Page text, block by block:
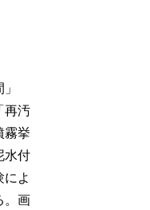
再汚
霧挙
水付
によ
。画